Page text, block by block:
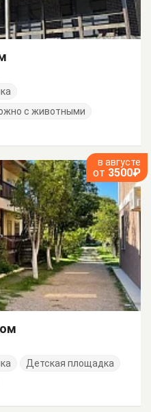
с животными
в августе
от 3500₽
Детская площадка